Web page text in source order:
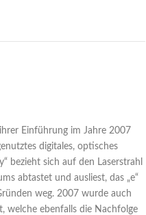
Einführung im Jahre 2007
digitales, optisches
bezieht sich auf den Laserstrahl
abtastet und ausliest, das „e“
weg. 2007 wurde auch
welche ebenfalls die Nachfolge